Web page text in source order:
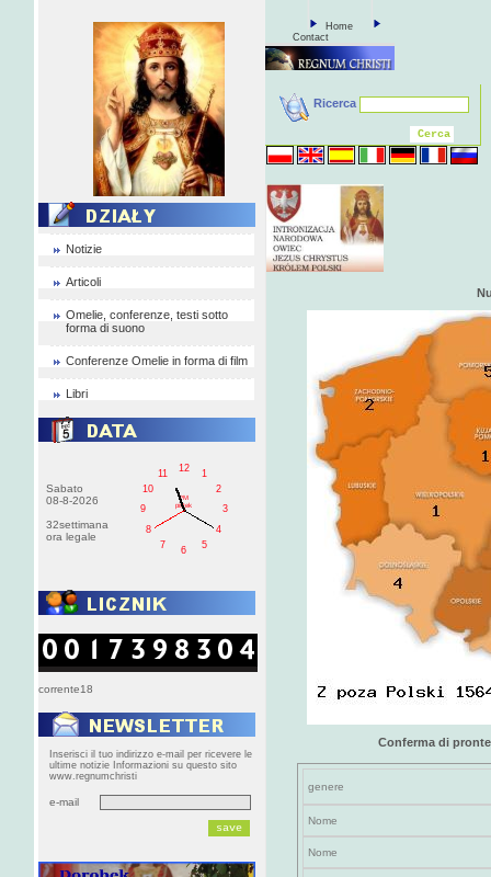
Notizie
Articoli
Omelie, conferenze, testi sotto
forma di suono
Conferenze Omelie in forma di film
Libri
Sabato
08-8-2026
32settimana
ora legale
1
2
3
4
5
6
7
8
9
10
11
12
PM
pištek
corrente18
Inserisci il tuo indirizzo e-mail per ricevere le
ultime notizie Informazioni su questo sito
www.regnumchristi
e-mail
Home
Contact
Ricerca
Conferma di
genere
Nome
Nome